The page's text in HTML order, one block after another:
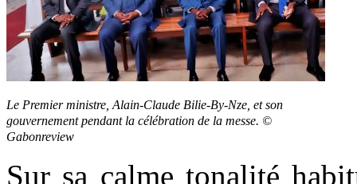
Le Premier ministre, Alain-Claude Bilie-By-Nze, et son
gouvernement pendant la célébration de la messe. ©
Gabonreview
Sur sa calme tonalité